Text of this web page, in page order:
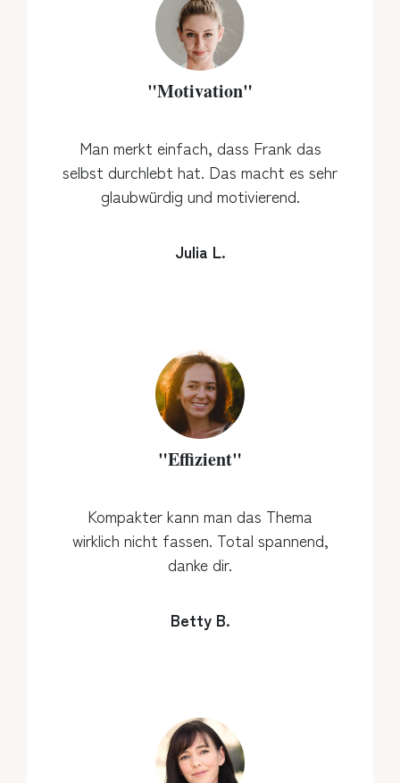
"Motivation"
Man merkt einfach, dass Frank das
selbst durchlebt hat. Das macht es sehr
glaubwürdig und motivierend.
Julia L.
"Effizient"
Kompakter kann man das Thema
wirklich nicht fassen. Total spannend,
danke dir.
Betty B.